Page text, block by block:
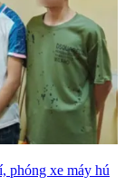
phóng xe máy hú